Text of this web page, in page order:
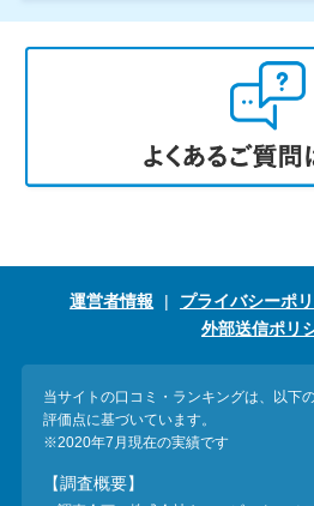
運営者情報 プライバシーポ
外部送信ポリ
当サイトの口コミ・ランキングは、以下
評価点に基づいています。
※2020年7月現在の実績です
【調査概要】